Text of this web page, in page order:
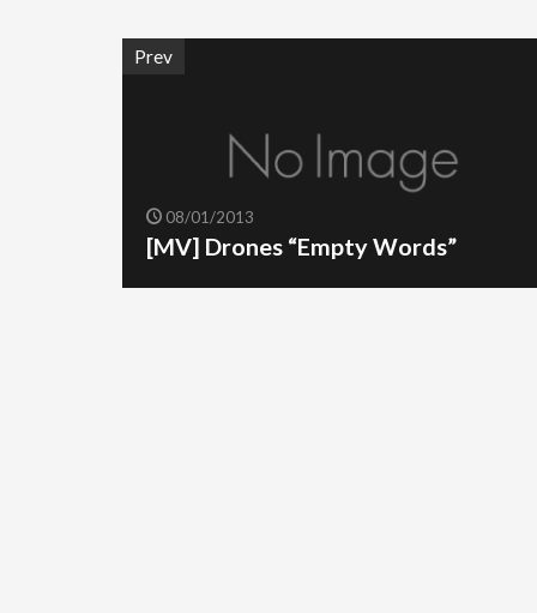
Prev
08/01/2013
[MV] Drones “Empty Words”